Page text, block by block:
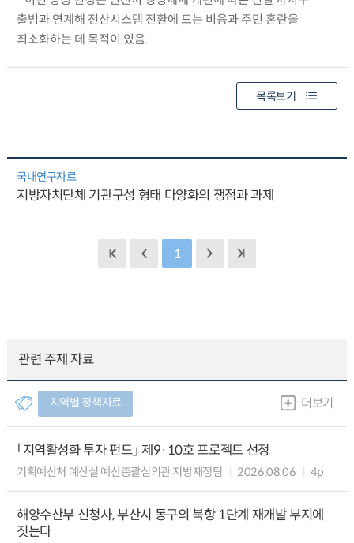
출범과 연계해 전산시스템 전환에 드는 비용과 주민 혼란을
최소화하는 데 목적이 있음.
목록보기
국내연구자료
지방자치단체 기관구성 형태 다양화의 쟁점과 과제
1
관련 주제 자료
지역별 정책자료 더보기
「지역활성화 투자 펀드」 제9·10호 프로젝트 선정
기획예산처 예산실 예산총괄심의관 지방재정팀 2026.08.06 4p
해양수산부 신청사, 부산시 동구의 북항 1단계 재개발 부지에
짓는다